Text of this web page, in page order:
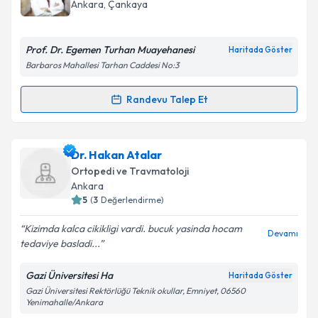
Kişisel verilerimin işlenmesine ilişkin
Metni'ni okudum ve kişisel verilerimin belirtilen
Takvim Talebini Gönder
Ankara, Çankaya
Prof. Dr. Egemen Turhan Muayehanesi Haritada Göster
Barbaros Mahallesi Tarhan Caddesi No:3
Randevu Talep Et
Randevu Takvimi Talebi
Prof. Dr. Egemen Turhan
oluşturun. Size bu uzmandan randevu almanız için bir
takvim hazırlandığında e-posta ile bilgilendireceğiz.
Kişisel verilerimin işlenmesine ilişkin
Aydınlatma
Metni'ni okudum ve kişisel verilerimin belirtilen
kapsamda işlenmesini kabul ediyorum.
Dr. Hakan Atalar
Ortopedi ve Travmatoloji
Ankara
5 (3 Değerlendirme)
Kizimda kalca cikikligi vardi. bucuk yasinda hocam
tedaviye basladi...
Devamı
Gazi Üniversitesi Ha Haritada Göster
Gazi Üniversitesi Rektörlüğü Teknik okullar, Emniyet, 06560
Yenimahalle/Ankara